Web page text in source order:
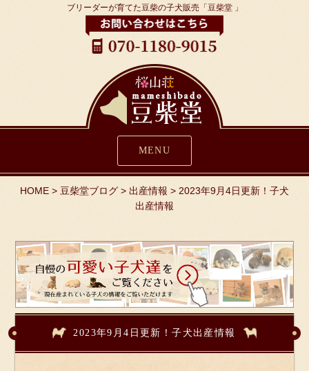
ブリーダーが育てた豆柴の子犬販売「豆柴堂 」
MENU
HOME > 豆柴堂ブログ > 出産情報 > 2023年9月4日更新！子犬
出産情報
2023年9月4日更新！子犬出産情報